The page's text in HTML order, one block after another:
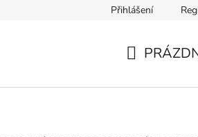
Přihlášení